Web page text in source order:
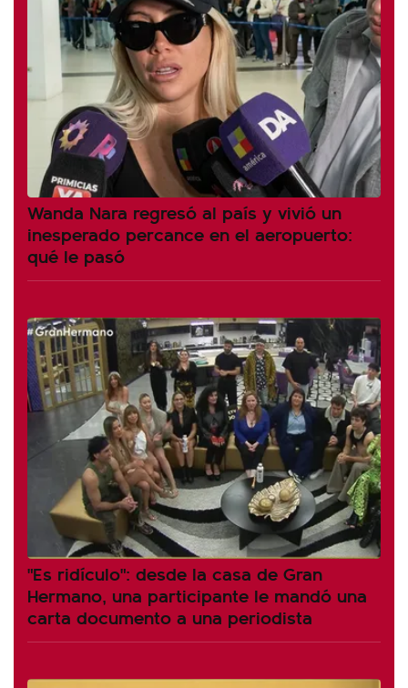
Wanda Nara regresó al país y vivió un
inesperado percance en el aeropuerto:
qué le pasó
"Es ridículo": desde la casa de Gran
Hermano, una participante le mandó una
carta documento a una periodista